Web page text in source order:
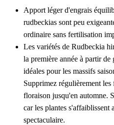
Apport léger d'engrais
rudbeckias sont peu
ordinaire sans fertilisation
Les variétés de Rudbeckia
la première année à partir
idéales pour les massifs
Supprimez régulièrement
floraison jusqu'en automne.
car les plantes s'affaiblissent
spectaculaire.